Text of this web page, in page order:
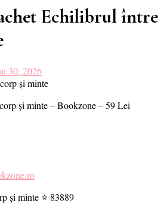
Echilibrul între
30, 2026
și minte – Bookzone – 59 Lei
și minte ⭐ 83889